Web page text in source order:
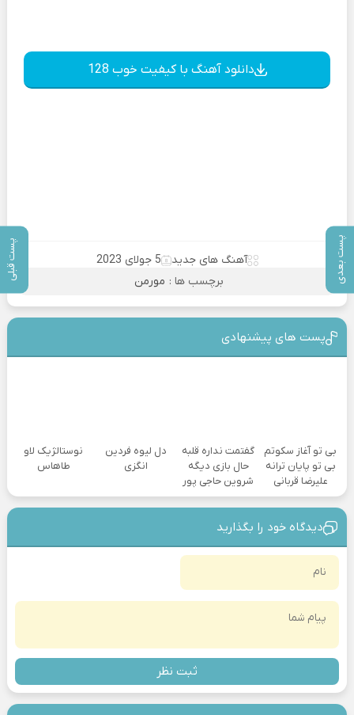
پست بعدی پست قبلی
دانلود آهنگ با کیفیت خوب 128
آهنگ های جدید
5 جولای 2023
برچسب ها : مورمن
پست های پیشنهادی
بی تو آغاز سکوتم
بی تو پایان ترانه
علیرضا قربانی
گفتمت نداره قلبه
حال بازی دیگه
شروین حاجی پور
دل لیوه فردین
انگزی
نوستالژیک لاو
طاهاس
دیدگاه خود را بگذارید
ثبت نظر